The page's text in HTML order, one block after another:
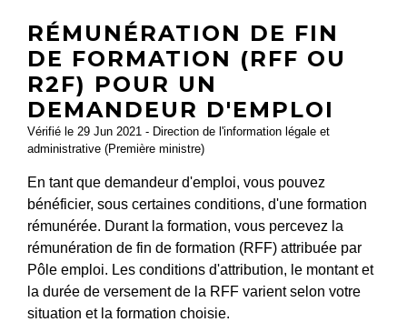
RÉMUNÉRATION DE FIN
DE FORMATION (RFF OU
R2F) POUR UN
DEMANDEUR D'EMPLOI
Vérifié le 29 Jun 2021 - Direction de l'information légale et
administrative (Première ministre)
En tant que demandeur d'emploi, vous pouvez
bénéficier, sous certaines conditions, d'une formation
rémunérée. Durant la formation, vous percevez la
rémunération de fin de formation (RFF) attribuée par
Pôle emploi. Les conditions d'attribution, le montant et
la durée de versement de la RFF varient selon votre
situation et la formation choisie.